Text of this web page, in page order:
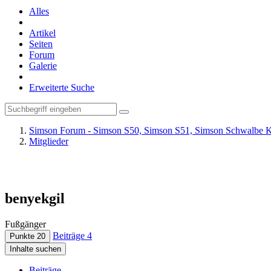
Alles
Artikel
Seiten
Forum
Galerie
Erweiterte Suche
Simson Forum - Simson S50, Simson S51, Simson Schwalbe
Mitglieder
benyekgil
Fußgänger
Punkte 20 Beiträge 4
Inhalte suchen